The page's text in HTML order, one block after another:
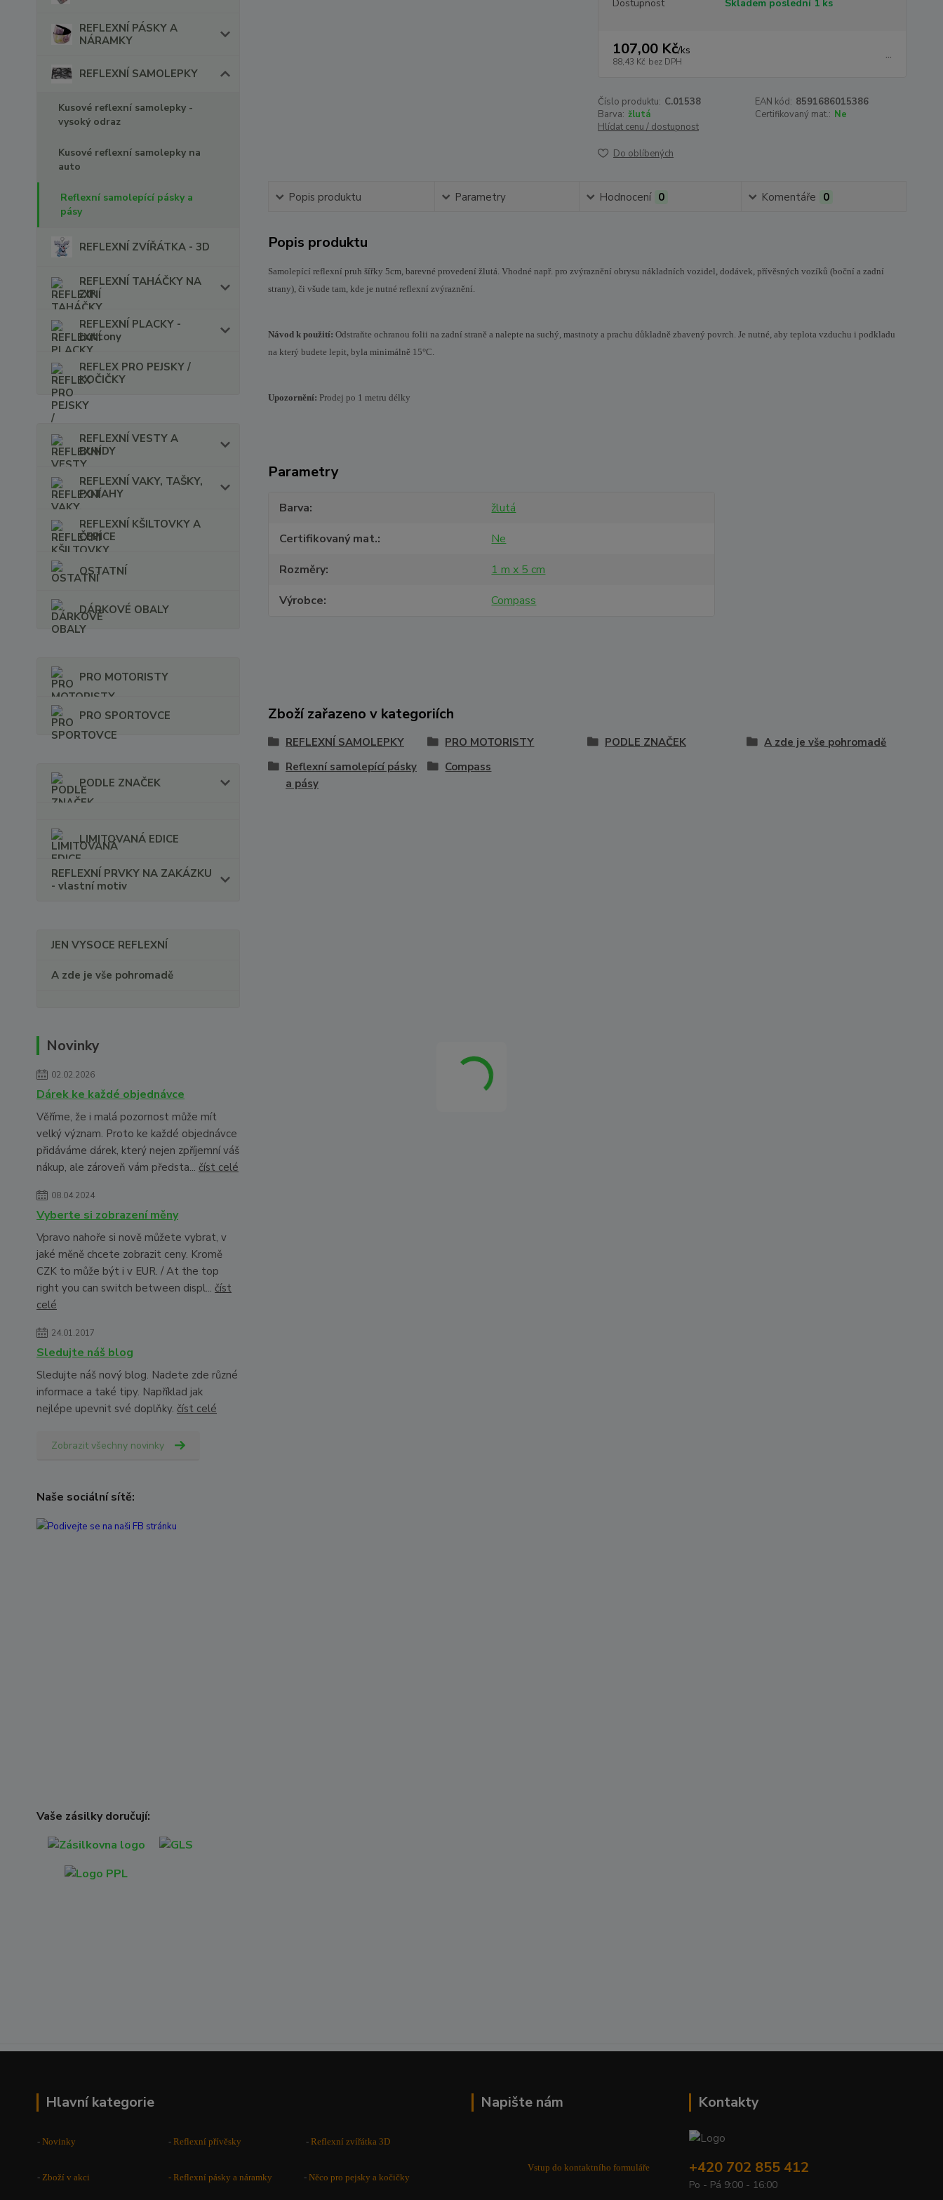
REFLEXNÍ PÁSKY A
NÁRAMKY
REFLEXNÍ SAMOLEPKY
Kusové reflexní samolepky -
vysoký odraz
Kusové reflexní samolepky na
auto
Reflexní samolepící pásky a
pásy
REFLEXNÍ ZVÍŘÁTKA - 3D
REFLEXNÍ TAHÁČKY NA
ZIP
REFLEXNÍ PLACKY -
buttony
REFLEX PRO PEJSKY /
KOČIČKY
REFLEXNÍ VESTY A
BUNDY
REFLEXNÍ VAKY, TAŠKY,
POTAHY
REFLEXNÍ KŠILTOVKY A
ČEPICE
OSTATNÍ
DÁRKOVÉ OBALY
PRO MOTORISTY
PRO SPORTOVCE
PODLE ZNAČEK
LIMITOVANÁ EDICE
REFLEXNÍ PRVKY NA ZAKÁZKU
- vlastní motiv
JEN VYSOCE REFLEXNÍ
A zde je vše pohromadě
Novinky
02.02.2026
Dárek ke každé objednávce
Věříme, že i malá pozornost může mít
velký význam. Proto ke každé objednávce
přidáváme dárek, který nejen zpříjemní váš
nákup, ale zároveň vám předsta... číst celé
08.04.2024
Vyberte si zobrazení měny
Vpravo nahoře si nově můžete vybrat, v
jaké měně chcete zobrazit ceny. Kromě
CZK to může být i v EUR. / At the top
right you can switch between displ... číst
celé
24.01.2017
Sledujte náš blog
Sledujte náš nový blog. Nadete zde různé
informace a také tipy. Například jak
nejlépe upevnit své doplňky. číst celé
Zobrazit všechny novinky
Naše sociální sítě:
Vaše zásilky doručují:
Dostupnost Skladem poslední 1 ks
107,00 Kč/ks
88,43 Kč bez DPH ...
Číslo produktu: C.01538 EAN kód: 8591686015386
Barva: žlutá Certifikovaný mat.: Ne
Hlídat cenu / dostupnost
Do oblíbených
Popis produktu Parametry Hodnocení 0 Komentáře 0
Popis produktu
Samolepící reflexní pruh šířky 5cm, barevné provedení žlutá. Vhodné např. pro zvýraznění obrysu nákladních vozidel, dodávek, přívěsných vozíků (boční a zadní
strany), či všude tam, kde je nutné reflexní zvýraznění.
Návod k použití: Odstraňte ochranou folii na zadní straně a nalepte na suchý, mastnoty a prachu důkladně zbavený povrch. Je nutné, aby teplota vzduchu i podkladu
na který budete lepit, byla minimálně 15°C.
Upozornění: Prodej po 1 metru délky
Parametry
Barva
žlutá
Certifikovaný mat.
Ne
Rozměry
1 m x 5 cm
Výrobce
Compass
Zboží zařazeno v kategoriích
REFLEXNÍ SAMOLEPKY PRO MOTORISTY PODLE ZNAČEK
A zde je vše pohromadě
Reflexní samolepící pásky
a pásy
Compass
Hlavní kategorie
- Novinky - Reflexní přívěsky - Reflexní zvířátka 3D
- Zboží v akci - Reflexní pásky a náramky - Něco pro pejsky a kočičky
Napište nám
Vstup do kontaktního formuláře
Kontakty
+420 702 855 412
Po - Pá 9:00 - 16:00